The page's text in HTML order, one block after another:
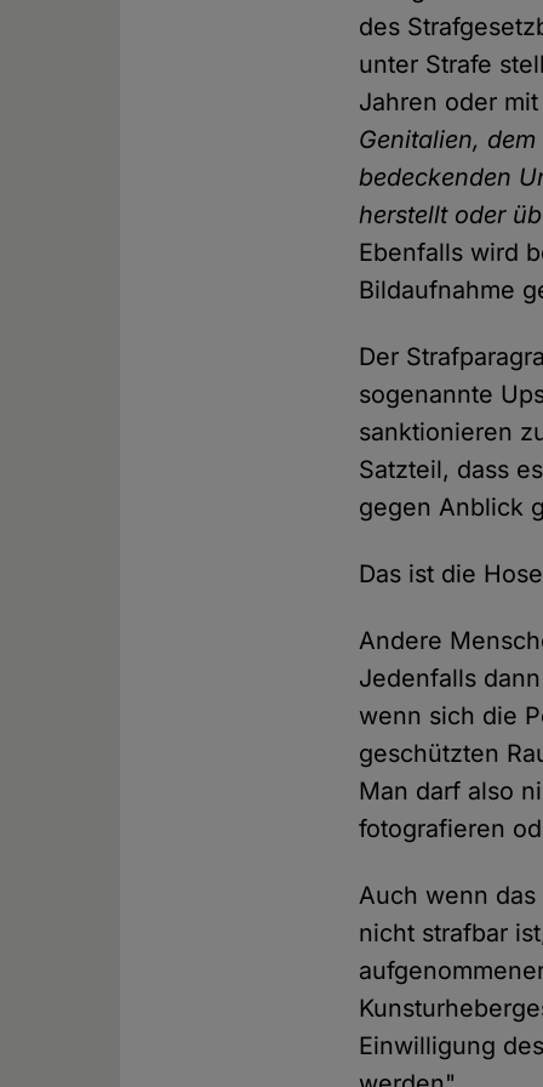
des
unter Strafe
Jahren oder
Genitalien,
bedeckenden
herstellt oder
Ebenfalls wird
Bildaufnahme
Der
sogenannte
sanktionieren
Satzteil, dass
gegen Anblick
Das ist die
Andere
Jedenfalls
wenn sich die
geschützten
Man darf also
fotografieren
Auch wenn
nicht strafbar
Einwilligung